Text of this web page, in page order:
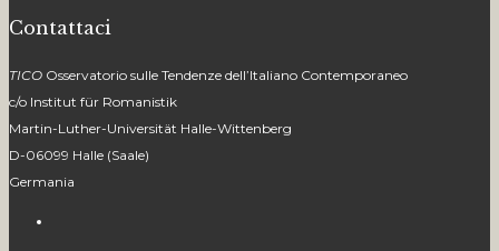
Contattaci
TICO Osservatorio sulle Tendenze dell’Italiano Contemporaneo
c/o Institut für Romanistik
Martin-Luther-Universität Halle-Wittenberg
D-06099 Halle (Saale)
Germania